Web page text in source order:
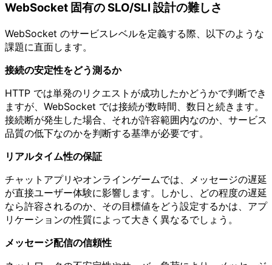
WebSocket 固有の SLO/SLI 設計の難しさ
WebSocket のサービスレベルを定義する際、以下のような
課題に直面します。
接続の安定性をどう測るか
HTTP では単発のリクエストが成功したかどうかで判断でき
ますが、WebSocket では接続が数時間、数日と続きます。
接続断が発生した場合、それが許容範囲内なのか、サービス
品質の低下なのかを判断する基準が必要です。
リアルタイム性の保証
チャットアプリやオンラインゲームでは、メッセージの遅延
が直接ユーザー体験に影響します。しかし、どの程度の遅延
なら許容されるのか、その目標値をどう設定するかは、アプ
リケーションの性質によって大きく異なるでしょう。
メッセージ配信の信頼性